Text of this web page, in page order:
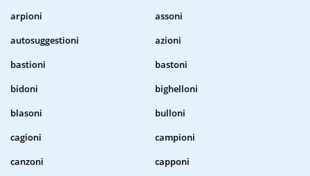
arpioni
assoni
autosuggestioni
azioni
bastioni
bastoni
bidoni
bighelloni
blasoni
bulloni
cagioni
campioni
canzoni
capponi